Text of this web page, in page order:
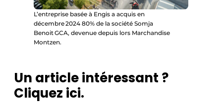
L’entreprise basée à Engis a acquis en
décembre 2024 80% de la société Somja
Benoit GCA, devenue depuis lors Marchandise
Montzen.
Un article intéressant ?
Cliquez ici.